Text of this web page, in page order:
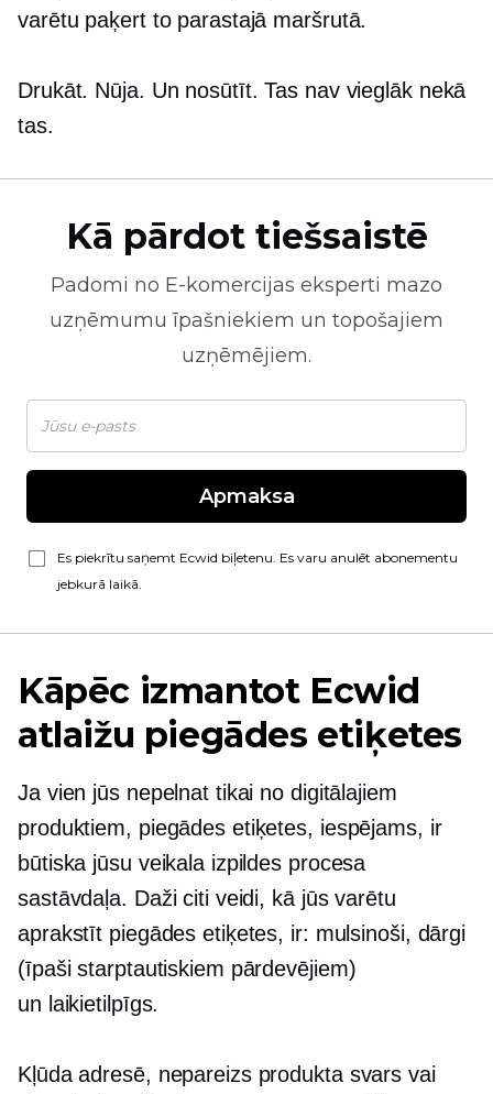
varētu paķert to parastajā maršrutā.
Drukāt. Nūja. Un nosūtīt. Tas nav vieglāk nekā
tas.
Kā pārdot tiešsaistē
Padomi no E-komercijas eksperti mazo
uzņēmumu īpašniekiem un topošajiem
uzņēmējiem.
Apmaksa
Es piekrītu saņemt Ecwid biļetenu. Es varu anulēt abonementu
jebkurā laikā.
Kāpēc izmantot Ecwid
atlaižu piegādes etiķetes
Ja vien jūs nepelnat tikai no digitālajiem
produktiem, piegādes etiķetes, iespējams, ir
būtiska jūsu veikala izpildes procesa
sastāvdaļa. Daži citi veidi, kā jūs varētu
aprakstīt piegādes etiķetes, ir: mulsinoši, dārgi
(īpaši starptautiskiem pārdevējiem)
un laikietilpīgs.
Kļūda adresē, nepareizs produkta svars vai